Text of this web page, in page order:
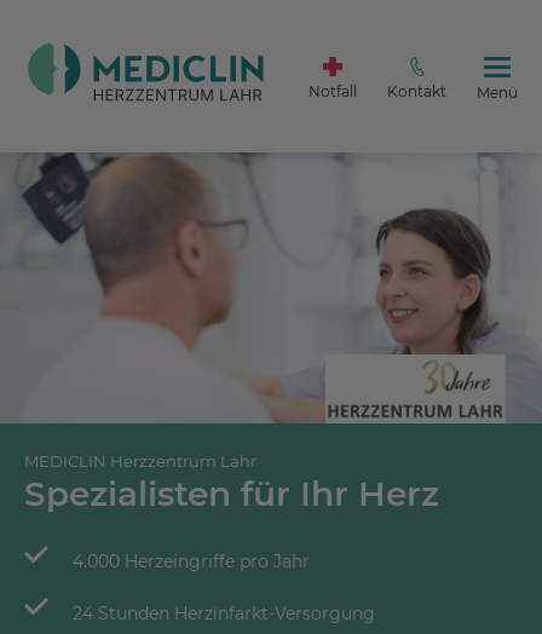
Notfall Kontakt Menü
MEDICLIN Herzzentrum Lahr
Spezialisten für Ihr Herz
4.000 Herzeingriffe pro Jahr
24 Stunden Herzinfarkt-Versorgung